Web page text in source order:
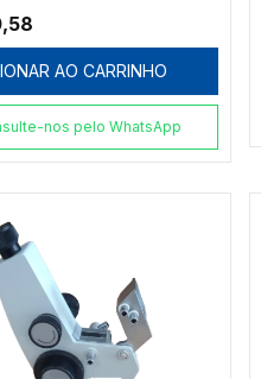
AO CARRINHO
nos pelo WhatsApp